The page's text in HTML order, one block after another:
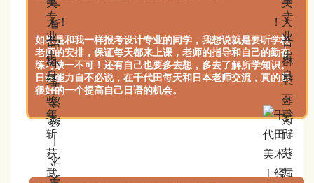
如果是和我一样报考设计专业的同学，我想说就是要听学校
老师的安排，保证每天都来上课，老师的指导和自己的勤奋
练习缺一不可！还有自己也要多去想，多去了解所学知识。
日语能力自不必说，在千代田每天和日本老师交流，真的是
很好的一个提高自己日语的机会。